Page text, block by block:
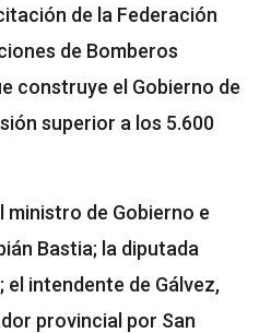
de la Federación
de Bomberos
construye el Gobierno de
superior a los 5.600
de Gobierno e
Bastia; la diputada
el intendente de Gálvez,
provincial por San